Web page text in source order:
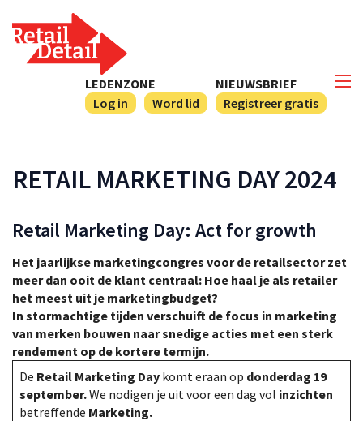
NIEUWSBRIEF
Registreer gratis
LEDENZONE
Log in
Word lid
RETAIL MARKETING DAY 2024
Retail Marketing Day: Act for growth
Het jaarlijkse marketingcongres voor de retailsector zet
meer dan ooit de klant centraal: Hoe haal je als retailer
het meest uit je marketingbudget?
In stormachtige tijden verschuift de focus in marketing
van merken bouwen naar snedige acties met een sterk
rendement op de kortere termijn.
De Retail Marketing Day komt eraan op donderdag 19
september.We nodigen je uit voor een dag vol inzichten
betreffende Marketing.